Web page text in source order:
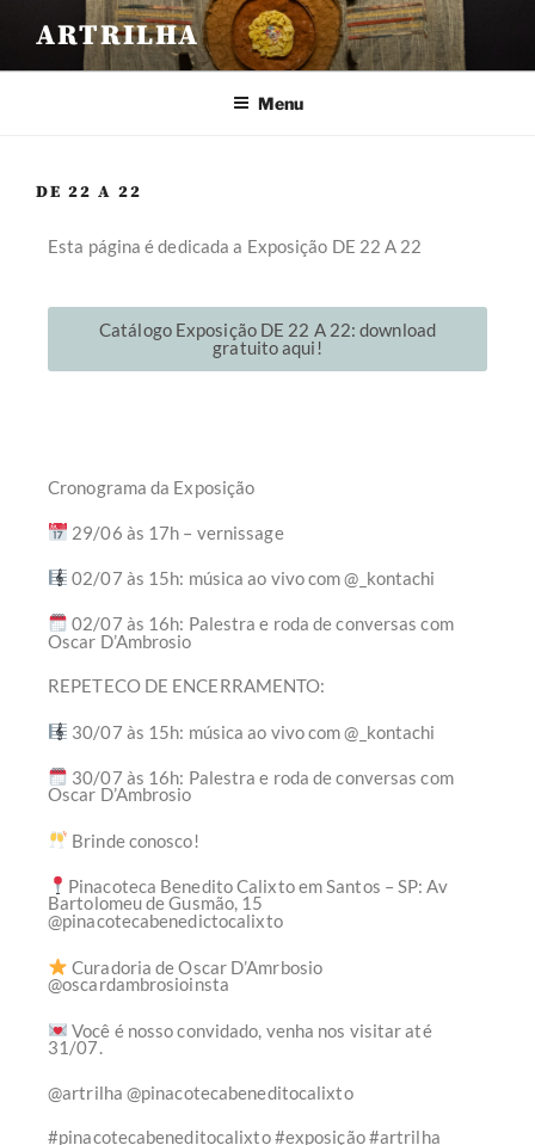
ARTRILHA
Menu
DE 22 A 22
Esta página é dedicada a Exposição DE 22 A 22
Catálogo Exposição DE 22 A 22: download
gratuito aqui!
Cronograma da Exposição
29/06 às 17h – vernissage
02/07 às 15h: música ao vivo com @_kontachi
02/07 às 16h: Palestra e roda de conversas com
Oscar D’Ambrosio
REPETECO DE ENCERRAMENTO:
30/07 às 15h: música ao vivo com @_kontachi
30/07 às 16h: Palestra e roda de conversas com
Oscar D’Ambrosio
Brinde conosco!
Pinacoteca Benedito Calixto em Santos – SP: Av
Bartolomeu de Gusmão, 15
@pinacotecabenedictocalixto
Curadoria de Oscar D’Amrbosio
@oscardambrosioinsta
Você é nosso convidado, venha nos visitar até
31/07.
@artrilha @pinacotecabeneditocalixto
#pinacotecabeneditocalixto #exposição #artrilha